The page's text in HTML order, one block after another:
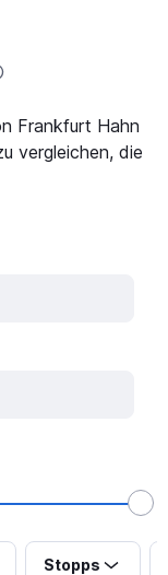
Frankfurt Hahn
vergleichen, die
Stopps